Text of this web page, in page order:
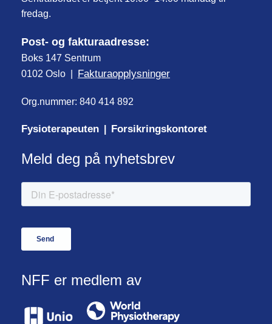
fredag.
Post- og fakturaadresse:
Boks 147 Sentrum
0102 Oslo | Fakturaopplysninger
Org.nummer: 840 414 892
Fysioterapeuten Forsikringskontoret
Meld deg på nyhetsbrev
NFF er medlem av